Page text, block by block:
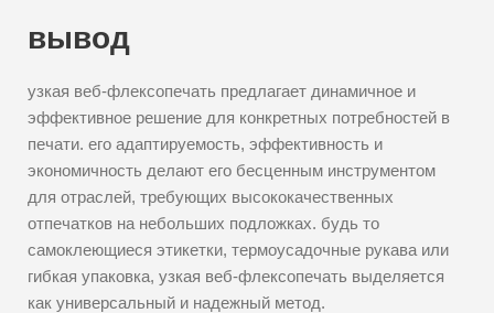
вывод
узкая веб-флексопечать предлагает динамичное и
эффективное решение для конкретных потребностей в
печати. его адаптируемость, эффективность и
экономичность делают его бесценным инструментом
для отраслей, требующих высококачественных
отпечатков на небольших подложках. будь то
самоклеющиеся этикетки, термоусадочные рукава или
гибкая упаковка, узкая веб-флексопечать выделяется
как универсальный и надежный метод.